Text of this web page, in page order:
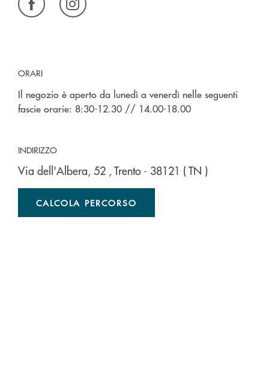
ORARI
Il negozio è aperto da lunedì a venerdì nelle seguenti
fascie orarie: 8:30-12.30 // 14.00-18.00
INDIRIZZO
Via dell'Albera, 52 , Trento - 38121 ( TN )
CALCOLA PERCORSO